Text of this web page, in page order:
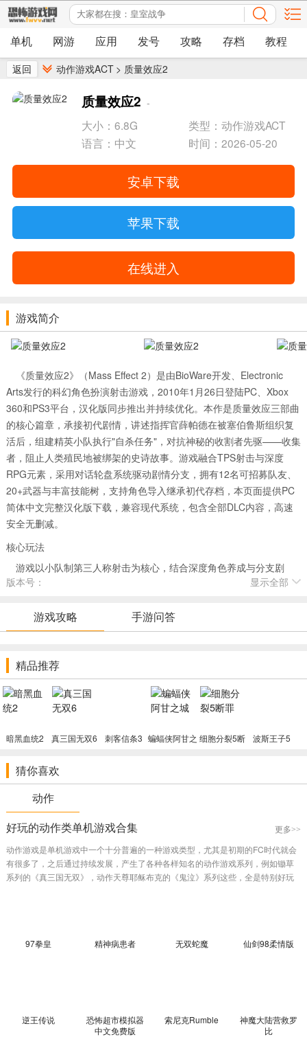
单机 网游 应用 发号 攻略 存档 教程
返回 动作游戏ACT > 质量效应2
质量效应2 -
大小：6.8G
类型：动作游戏ACT
语言：中文
时间：2026-05-20
安卓下载
苹果下载
在线进入
游戏简介
《质量效应2》（Mass Effect 2）是由BioWare开发、Electronic
Arts发行的科幻角色扮演射击游戏，2010年1月26日登陆PC、Xbox
360和PS3平台，汉化版同步推出并持续优化。本作是质量效应三部曲
的核心篇章，承接初代剧情，讲述指挥官薛帕德在被塞伯鲁斯组织复
活后，组建精英小队执行"自杀任务"，对抗神秘的收割者先驱——收集
者，阻止人类殖民地被绑架的史诗故事。游戏融合TPS射击与深度
RPG元素，采用对话轮盘系统驱动剧情分支，拥有12名可招募队友、
20+武器与丰富技能树，支持角色导入继承初代存档，本页面提供PC
简体中文完整汉化版下载，兼容现代系统，包含全部DLC内容，高速
安全无删减。
核心玩法
游戏以小队制第三人称射击为核心，结合深度角色养成与分支剧
情，玩家将扮演薛帕德，探索银河系，招募队友，完成忠诚任务，最
小队作战系统： 最多携带2名队友出战，12名队员各有独特技能与
战斗风格，如克罗根战士的狂怒、奎利工程师的无人机、人类异能者
能、标记目标，兼顾即时战斗与策略规划； 职业系统包含战士、异能
者、工程师、先锋、渗透者、哨兵六大类，各有专属技能树与武器权
限，加点至4级可解锁质变分支。
色关系、任务结果与最终结局； 12个深度忠诚任务，揭示队友背景故
漫关系，解锁专属剧情与对话，增强角色羁绊。
银河探索与任务
源，发现支线任务与隐藏剧情； 主线围绕招募队员、完成忠诚任务、
升级飞船三大阶段展开，最终挑战收集者基地； 飞船升级系统影响最
武器与装备： 收录20+种银河系武器，分突击步枪、霰弹枪、狙击
枪、手枪四大类，支持配件自定义； 新增重武器系统，如粒子炮、导
匣，加入掩体机制，同时保留深度技能树与角色养成，兼顾射击快感
版本号： 显示全部
游戏攻略 手游问答
精品推荐
暗黑血统2 真三国无双6 刺客信条3 蝙蝠侠阿甘之 细胞分裂5断
波斯王子5
猜你喜欢
动作
好玩的动作类单机游戏合集
更多>>
动作游戏是单机游戏中一个十分普遍的一种游戏类型，尤其是初期的FC时代就会
有很多了，之后通过持续发展，产生了各种各样知名的动作游戏系列，例如锄草
系列的《真三国无双》，动作天尊耶稣布克的《鬼泣》系列这些，全是特别好玩
97拳皇 精神病患者 无双蛇魔 仙剑98柔情版
逆王传说
恐怖超市模拟器
中文免费版
索尼克Rumble
神魔大陆营救罗
比